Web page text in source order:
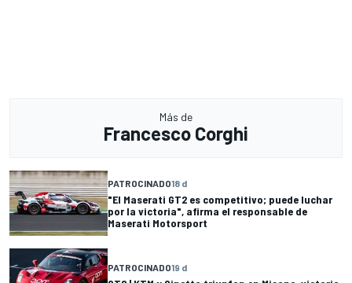
Más de
Francesco Corghi
PATROCINADO18 d
"El Maserati GT2 es competitivo; puede luchar
por la victoria", afirma el responsable de
Maserati Motorsport
PATROCINADO19 d